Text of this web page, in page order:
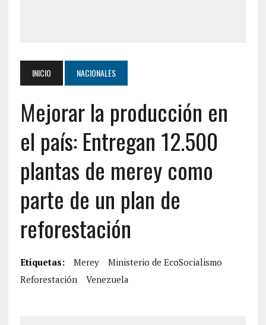
INICIO NACIONALES
Mejorar la producción en
el país: Entregan 12.500
plantas de merey como
parte de un plan de
reforestación
Etiquetas: Merey
Ministerio de EcoSocialismo
Reforestación
Venezuela